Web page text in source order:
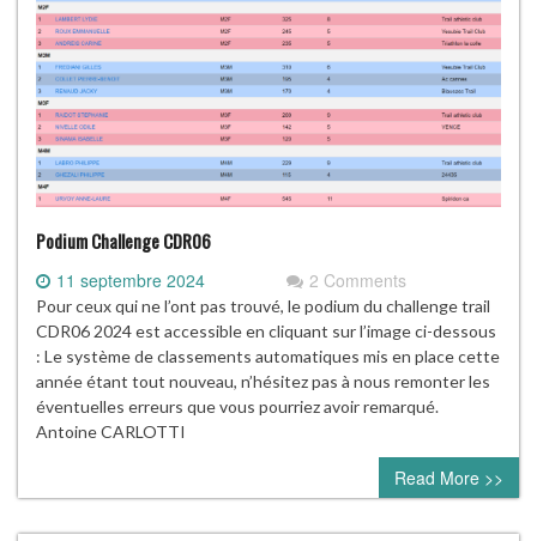
Podium Challenge CDR06
11 septembre 2024 2 Comments
Pour ceux qui ne l’ont pas trouvé, le podium du challenge trail
CDR06 2024 est accessible en cliquant sur l’image ci-dessous
: Le système de classements automatiques mis en place cette
année étant tout nouveau, n’hésitez pas à nous remonter les
éventuelles erreurs que vous pourriez avoir remarqué.
Antoine CARLOTTI
Read More >>